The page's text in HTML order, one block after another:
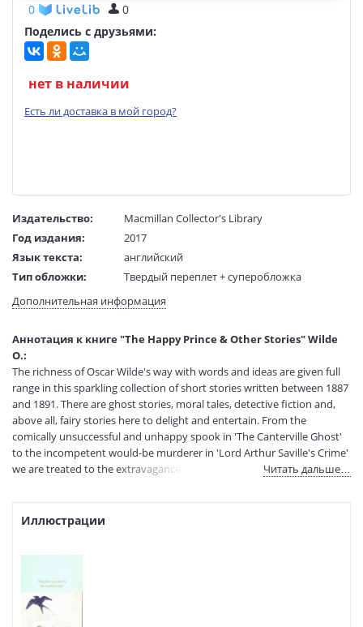
0
0
Поделись с друзьями:
нет в наличии
Есть ли доставка в мой город?
Издательство:
Macmillan Collector's Library
Год издания:
2017
Язык текста:
английский
Тип обложки:
Твердый переплет + суперобложка
Размеры в мм
(ДхШхВ):
160x100x17
Страниц:
304
Код товара:
1219947
Артикул:
13369849
ISBN:
978-1-5098-2782-4
В продаже с:
10.02.2025
Дополнительная информация
Аннотация к книге "The Happy Prince & Other Stories" Wilde
O.:
The richness of Oscar Wilde's way with words and ideas are given full
range in this sparkling collection of short stories written between 1887
and 1891. There are ghost stories, moral tales, detective fiction and,
above all, fairy stories here to delight and entertain. From the
comically unsuccessful and unhappy spook in 'The Canterville Ghost'
to the incompetent would-be murderer in 'Lord Arthur Saville's Crime'
we are treated to the extravagance and dexterity of Wilde's wit.
both beauty and simplicity while at the same time exploring complex
when they were written.
Читать дальше…
Иллюстрации